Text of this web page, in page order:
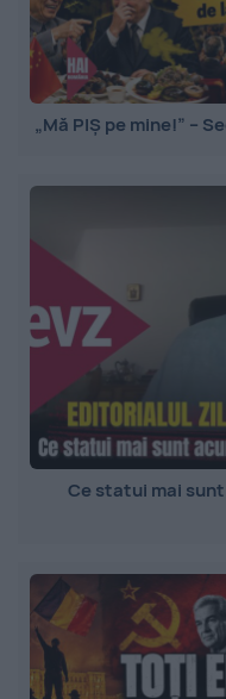
„Mă PIȘ pe mine!” –
Ce statui mai